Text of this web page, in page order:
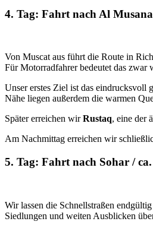
4. Tag: Fahrt nach Al
Von Muscat aus führt die Route in
Für Motorradfahrer bedeutet das zwar
Unser erstes Ziel ist das eindrucksvoll
Nähe liegen außerdem die warmen
Später erreichen wirRustaq, eine der
Am Nachmittag erreichen wir
5. Tag: Fahrt nach Sohar /
Wir lassen die Schnellstraßen
Siedlungen und weiten Ausblicken